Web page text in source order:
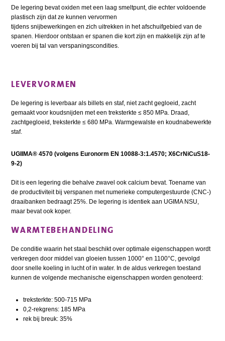
De legering bevat oxiden met een laag smeltpunt, die echter voldoende
plastisch zijn dat ze kunnen vervormen
tijdens snijbewerkingen en zich uitrekken in het afschuifgebied van de
spanen. Hierdoor ontstaan er spanen die kort zijn en makkelijk zijn af te
voeren bij tal van verspaningscondities.
LEVERVORMEN
De legering is leverbaar als billets en staf, niet zacht gegloeid, zacht
gemaakt voor koudsnijden met een treksterkte ≤ 850 MPa. Draad,
zachtgegloeid, treksterkte ≤ 680 MPa. Warmgewalste en koudnabewerkte
staf.
UGIIMA® 4570 (volgens Euronorm EN 10088-3:1.4570; X6CrNiCuS18-
9-2)
Dit is een legering die behalve zwavel ook calcium bevat. Toename van
de productiviteit bij verspanen met numerieke computergestuurde (CNC-)
draaibanken bedraagt 25%. De legering is identiek aan UGIMA NSU,
maar bevat ook koper.
WARMTEBEHANDELING
De conditie waarin het staal beschikt over optimale eigenschappen wordt
verkregen door middel van gloeien tussen 1000° en 1100°C, gevolgd
door snelle koeling in lucht of in water. In de aldus verkregen toestand
kunnen de volgende mechanische eigenschappen worden genoteerd:
treksterkte: 500-715 MPa
0,2-rekgrens: 185 MPa
rek bij breuk: 35%